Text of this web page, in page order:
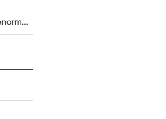
Victime de racisme contre Murray, Kyrgios pousse un énorme coup de gueule !